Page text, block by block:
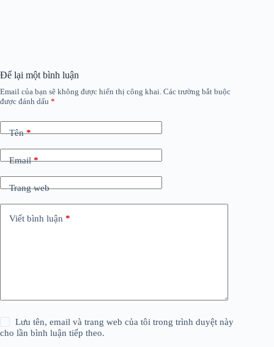
Để lại một bình luận
Email của bạn sẽ không được hiển thị công khai. Các trường bắt buộc
được đánh dấu *
Tên*
Email*
Trang web
Viết bình luận *
Lưu tên, email và trang web của tôi trong trình duyệt này
cho lần bình luận tiếp theo.